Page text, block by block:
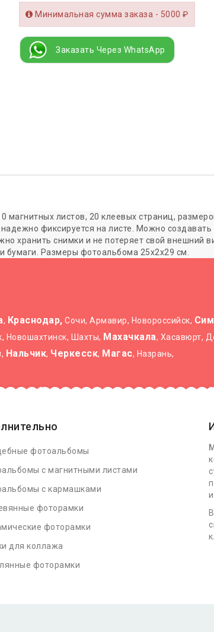
Минимальная сумма заказа - 5000 ₽
Заказать Через WhatsApp
листов, 20 клеевых страниц,
фиксируется на листе. Можно
хранить снимки и не потеряет свой внешний
бумаги. Размеры фотоальбома 25х2х29 см.
, Краснодар, Сочи, Армавир, Новороссийск,
Новошахтинск, Шахты, Махачкала, Хасавюрт,
, Нальчик, Черкесск, Магас, Назрань,
фотоальбомы
с магнитными листами
с кармашками
фоторамки
фоторамки
для коллажа
фоторамки